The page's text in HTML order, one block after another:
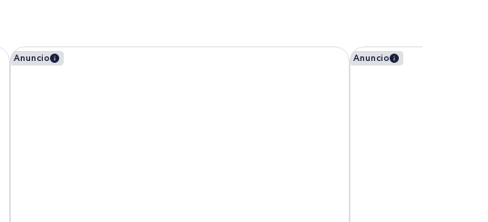
Anuncio
Four Points by Sheraton Los Angeles Westside Anuncio
Parkwest Bicycle